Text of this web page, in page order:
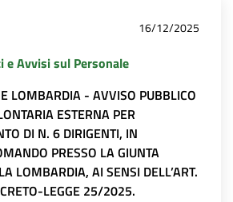
16/12/2025
e Avvisi sul Personale
LOMBARDIA - AVVISO PUBBLICO
ESTERNA PER
DI N. 6 DIRIGENTI, IN
PRESSO LA GIUNTA
LOMBARDIA, AI SENSI DELL’ART.
LEGGE 25/2025.